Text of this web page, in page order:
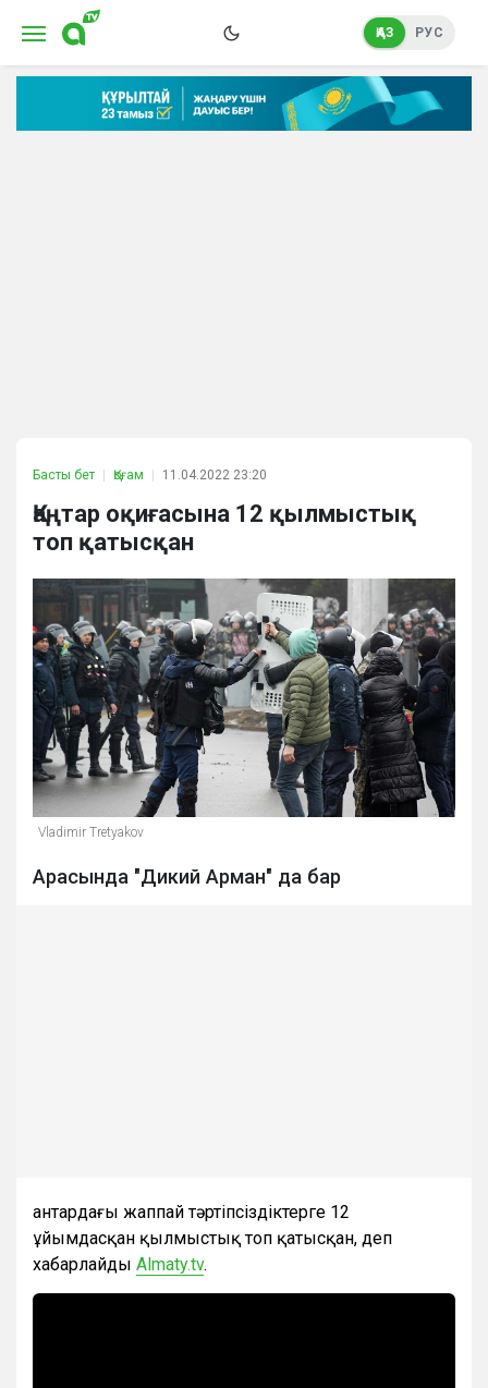
ҚАЗ РУС
Басты бет Қоғам 11.04.2022 23:20
Қаңтар оқиғасына 12 қылмыстық
топ қатысқан
Vladimir Tretyakov
Арасында "Дикий Арман" да бар
Қантардағы жаппай тәртіпсіздіктерге 12
ұйымдасқан қылмыстық топ қатысқан, деп
хабарлайды Almaty.tv.